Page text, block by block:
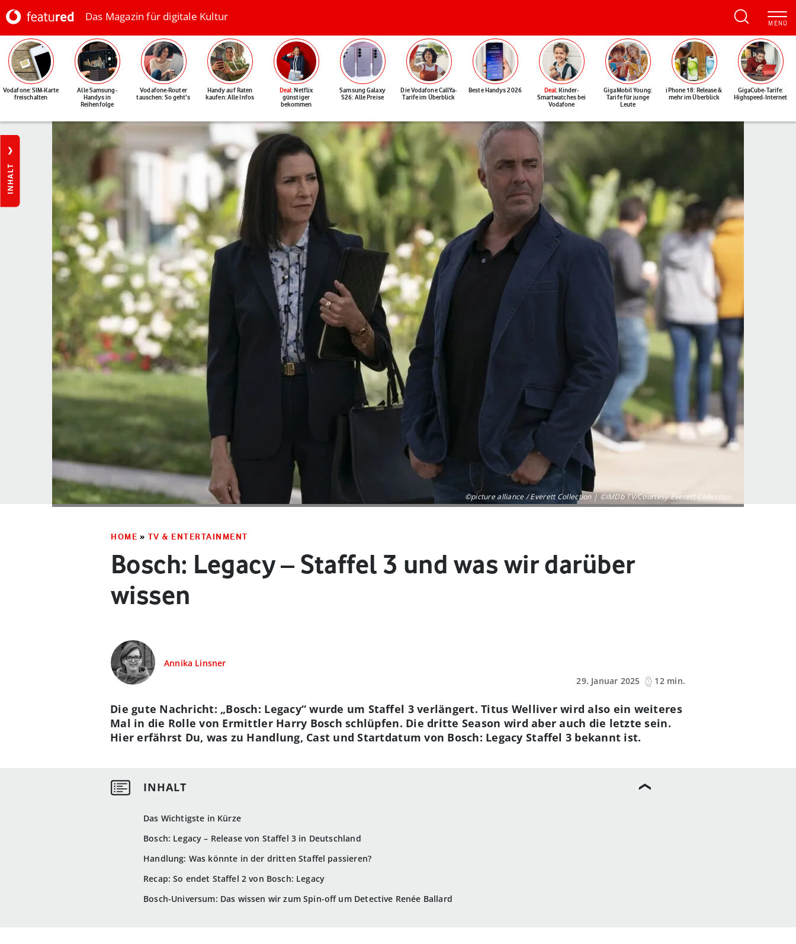
Das Magazin für digitale Kultur
Vodafone: SIM-Karte
freischalten
Alle Samsung-
Handys in
Reihenfolge
Vodafone-Router
tauschen: So geht's
Handy auf Raten
kaufen: Alle Infos
Deal: Netflix
günstiger
bekommen
Samsung Galaxy
S26: Alle Preise
Die Vodafone CallYa-
Tarife im Überblick
Beste Handys 2026 Deal: Kinder-
Smartwatches bei
Vodafone
GigaMobil Young:
Tarife für junge
Leute
iPhone 18: Release &
mehr im Überblick
GigaCube-Tarife:
Highspeed-Internet
INHALT
©picture alliance / Everett Collection | ©IMDb TV/Courtesy Everett Collection
HOME » TV & ENTERTAINMENT
Bosch: Legacy – Staffel 3 und was wir darüber
wissen
Annika Linsner
29. Januar 2025
12 min.
Das Wichtigste in Kürze
Bosch: Legacy – Release von Staffel 3 in Deutschland
Handlung: Was könnte in der dritten Staffel passieren?
Recap: So endet Staffel 2 von Bosch: Legacy
Bosch-Universum: Das wissen wir zum Spin-off um Detective Renée Ballard
Die gute Nachricht: „Bosch: Legacy“ wurde um Staffel 3 verlängert. Titus Welliver wird also ein weiteres
Mal in die Rolle von Ermittler Harry Bosch schlüpfen. Die dritte Season wird aber auch die letzte sein.
Hier erfährst Du, was zu Handlung, Cast und Startdatum von Bosch: Legacy Staffel 3 bekannt ist.